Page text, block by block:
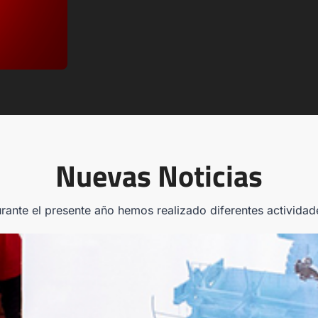
Nuevas Noticias
el presente año hemos realizado diferentes